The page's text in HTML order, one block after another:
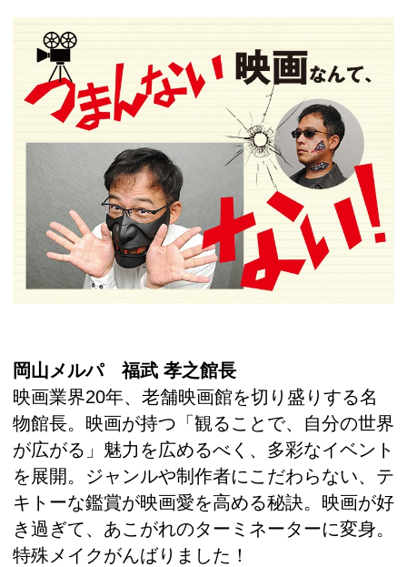
岡山メルパ 福武 孝之館長
映画業界20年、老舗映画館を切り盛りする名
物館長。映画が持つ「観ることで、自分の世界
が広がる」魅力を広めるべく、多彩なイベント
を展開。ジャンルや制作者にこだわらない、テ
キトーな鑑賞が映画愛を高める秘訣。映画が好
き過ぎて、あこがれのターミネーターに変身。
特殊メイクがんばりました！